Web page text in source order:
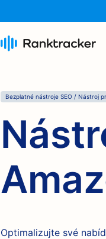
Bezplatné nástroje SEO / Nástroj
Optimalizujte své